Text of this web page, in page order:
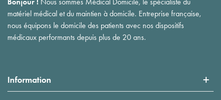
matériel médical et du maintien à domicile. Entreprise française,
nous équipons le domicile des patients avec nos dispositifs
médicaux performants depuis plus de 20 ans.
Information